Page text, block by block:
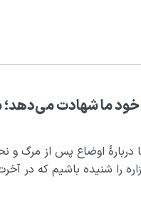
ما شهادت
دربارۀ اوضاع پس از مرگ و
را شنیده باشیم که در